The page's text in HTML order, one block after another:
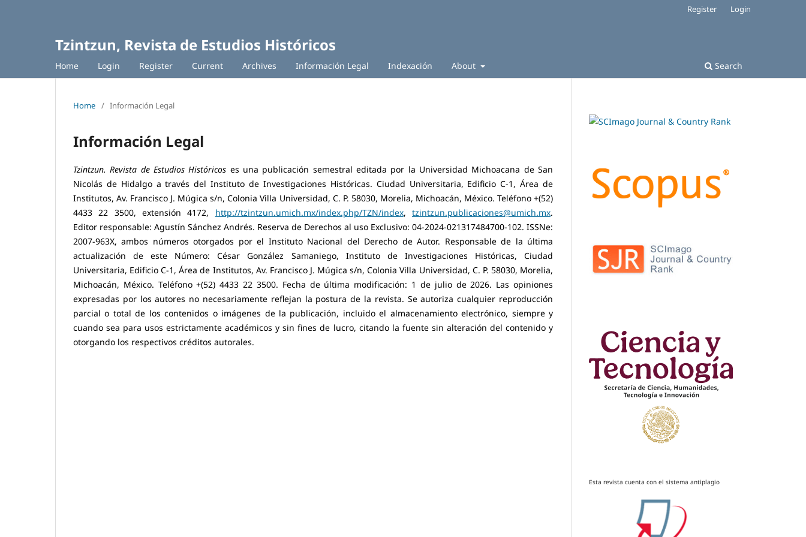
Tzintzun, Revista de Estudios Históricos
Home Login Register Current Archives Información Legal Indexación About Search
Register Login
Home / Información Legal
Información Legal
Tzintzun. Revista de Estudios Históricos es una publicación semestral editada por la Universidad Michoacana de San
Nicolás de Hidalgo a través del Instituto de Investigaciones Históricas. Ciudad Universitaria, Edificio C-1, Área de
Institutos, Av. Francisco J. Múgica s/n, Colonia Villa Universidad, C. P. 58030, Morelia, Michoacán, México. Teléfono +(52)
4433 22 3500, extensión 4172, http://tzintzun.umich.mx/index.php/TZN/index,tzintzun.publicaciones@umich.mx.
Editor responsable: Agustín Sánchez Andrés. Reserva de Derechos al uso Exclusivo: 04-2024-021317484700-102. ISSNe:
2007-963X, ambos números otorgados por el Instituto Nacional del Derecho de Autor. Responsable de la última
actualización de este Número: César González Samaniego, Instituto de Investigaciones Históricas, Ciudad
Universitaria, Edificio C-1, Área de Institutos, Av. Francisco J. Múgica s/n, Colonia Villa Universidad, C. P. 58030, Morelia,
Michoacán, México. Teléfono +(52) 4433 22 3500. Fecha de última modificación: 1 de julio de 2026. Las opiniones
expresadas por los autores no necesariamente reflejan la postura de la revista. Se autoriza cualquier reproducción
parcial o total de los contenidos o imágenes de la publicación, incluido el almacenamiento electrónico, siempre y
cuando sea para usos estrictamente académicos y sin fines de lucro, citando la fuente sin alteración del contenido y
otorgando los respectivos créditos autorales.
Esta revista cuenta con el sistema antiplagio